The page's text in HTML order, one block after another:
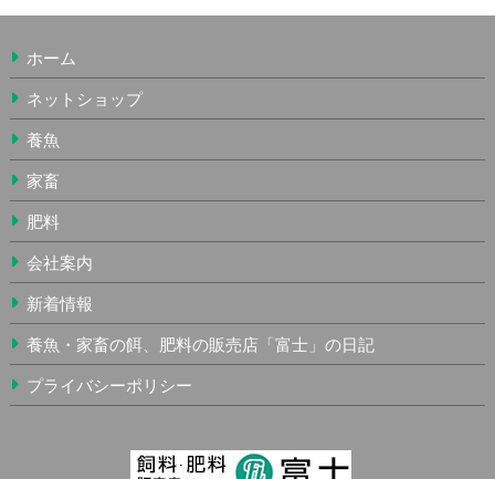
ホーム
ネットショップ
養魚
家畜
肥料
会社案内
新着情報
養魚・家畜の餌、肥料の販売店「富士」の日記
プライバシーポリシー